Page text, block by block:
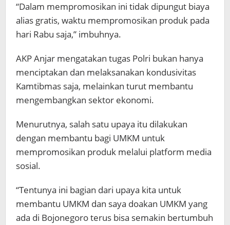
“Dalam mempromosikan ini tidak dipungut biaya
alias gratis, waktu mempromosikan produk pada
hari Rabu saja,” imbuhnya.
AKP Anjar mengatakan tugas Polri bukan hanya
menciptakan dan melaksanakan kondusivitas
Kamtibmas saja, melainkan turut membantu
mengembangkan sektor ekonomi.
Menurutnya, salah satu upaya itu dilakukan
dengan membantu bagi UMKM untuk
mempromosikan produk melalui platform media
sosial.
“Tentunya ini bagian dari upaya kita untuk
membantu UMKM dan saya doakan UMKM yang
ada di Bojonegoro terus bisa semakin bertumbuh